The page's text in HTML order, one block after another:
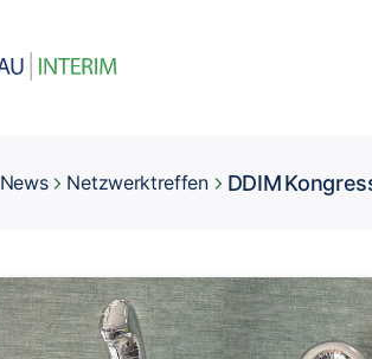
News Netzwerktreffen DDIM